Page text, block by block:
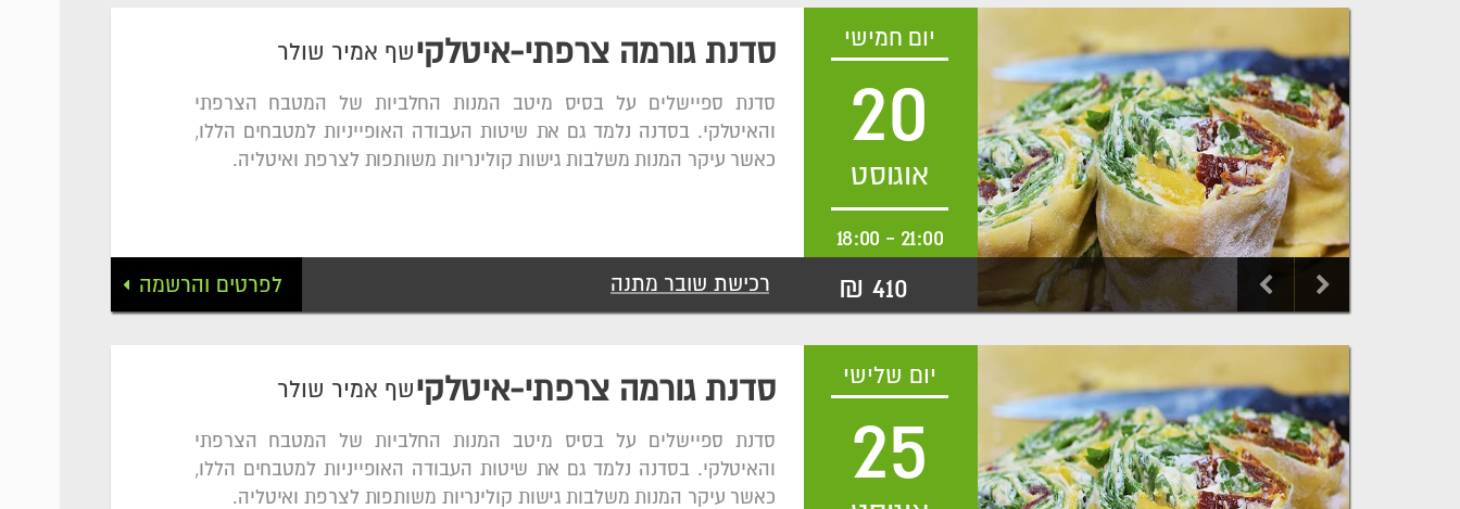
יום חמישי
20
אוגוסט
21:00
-
18:00
סדנת גורמה צרפתי-איטלקישף אמיר שולר
סדנת ספיישלים על בסיס מיטב המנות החלביות של המטבח הצרפתי
והאיטלקי. בסדנה נלמד גם את שיטות העבודה האופייניות למטבחים הללו,
כאשר עיקר המנות משלבות גישות קולינריות משותפות לצרפת ואיטליה.
410 ₪ רכישת שובר מתנה לפרטים והרשמה
יום שלישי
25
סדנת גורמה צרפתי-איטלקישף אמיר שולר
סדנת ספיישלים על בסיס מיטב המנות החלביות של המטבח הצרפתי
והאיטלקי. בסדנה נלמד גם את שיטות העבודה האופייניות למטבחים הללו,
כאשר עיקר המנות משלבות גישות קולינריות משותפות לצרפת ואיטליה.